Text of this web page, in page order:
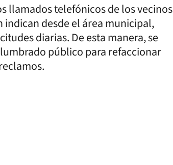
llamados telefónicos de los vecinos
indican desde el área municipal,
diarias. De esta manera, se
público para refaccionar